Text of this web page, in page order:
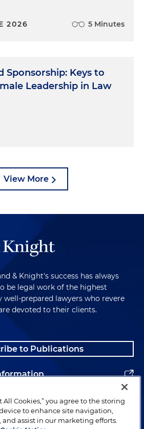
2026 5 Minutes
Sponsorship: Keys to
Leadership in Law
View More
& Knight's success has always
be legal work of the highest
prepared lawyers who revere
devoted to their clients.
to Publications
All Cookies,” you agree to the storing
to enhance site navigation,
and assist in our marketing efforts.